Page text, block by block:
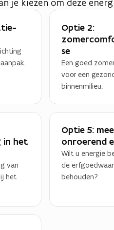
je kiezen om deze
Optie 2:
se
Een goed
voor een
binnenmilieu.
in het
van
het
Optie 5:
onroerend
Wilt u energie
de
behouden?